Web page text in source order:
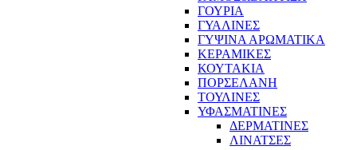
ΓΟΥΡΙΑ
ΓΥΑΛΙΝΕΣ
ΓΥΨΙΝΑ ΑΡΩΜΑΤΙΚΑ
ΚΕΡΑΜΙΚΕΣ
ΚΟΥΤΑΚΙΑ
ΠΟΡΣΕΛΑΝΗ
ΤΟΥΛΙΝΕΣ
ΥΦΑΣΜΑΤΙΝΕΣ
ΔΕΡΜΑΤΙΝΕΣ
ΛΙΝΑΤΣΕΣ